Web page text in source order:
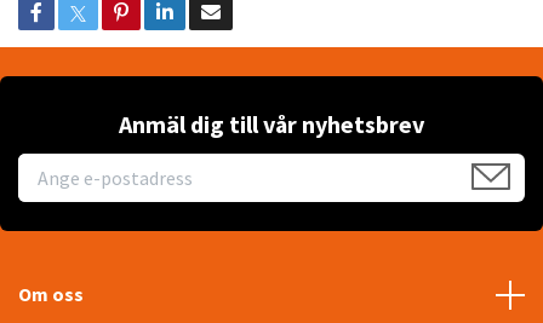
Anmäl dig till vår nyhetsbrev
Om oss